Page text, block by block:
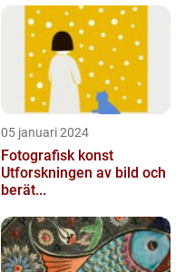
05 januari 2024
Fotografisk konst
Utforskningen av bild och
berät...